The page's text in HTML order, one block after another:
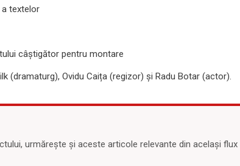
textelor
câștigător pentru montare
(dramaturg), Ovidu Caița (regizor) și Radu Botar (actor).
urmărește și aceste articole relevante din același flux